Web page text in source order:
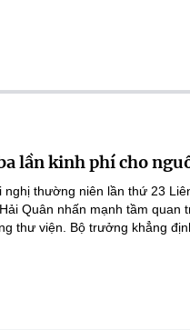
lần kinh phí cho
nghị thường niên lần thứ 23
Quân nhấn mạnh tầm
thư viện. Bộ trưởng khẳng